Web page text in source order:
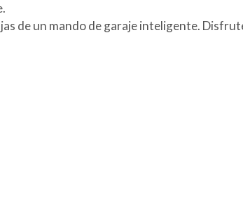
de un mando de garaje inteligente.